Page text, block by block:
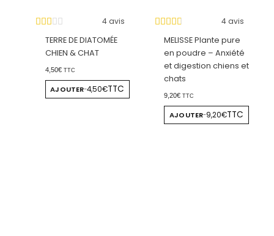
4 avis
TERRE DE DIATOMÉE
CHIEN & CHAT
4,50€ TTC
AJOUTER-4,50€TTC
4 avis
MELISSE Plante pure
en poudre – Anxiété
et digestion chiens et
chats
9,20€ TTC
AJOUTER-9,20€TTC